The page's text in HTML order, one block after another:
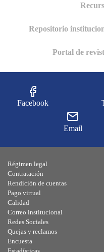
Repositorio
Portal de
Facebook
Email
Régimen legal
Contratación
Rendición de cuentas
Pago virtual
Calidad
Correo institucional
Redes Sociales
Quejas y reclamos
Encuesta